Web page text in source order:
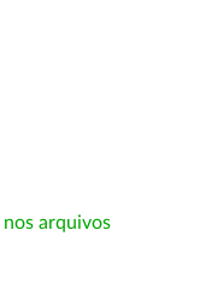
nos arquivos